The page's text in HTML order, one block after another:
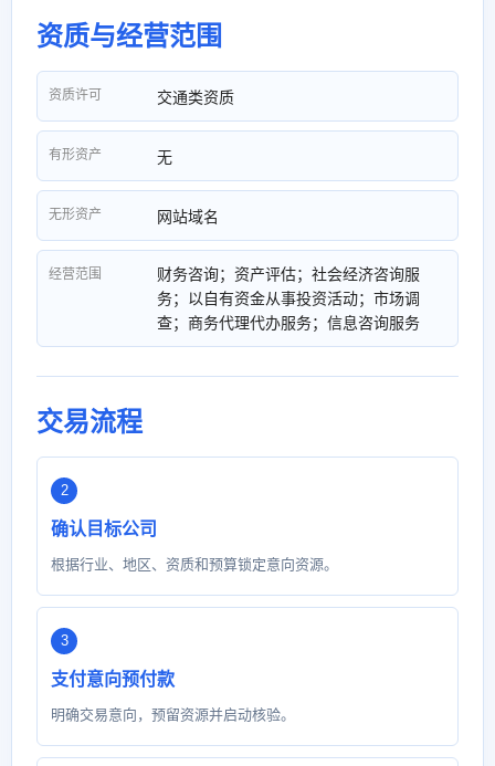
资质与经营范围
资质许可 交通类资质
有形资产 无
无形资产 网站域名
经营范围
财务咨询；资产评估；社会经济咨询服
务；以自有资金从事投资活动；市场调
查；商务代理代办服务；信息咨询服务
交易流程
确认目标公司
根据行业、地区、资质和预算锁定意向资源。
支付意向预付款
明确交易意向，预留资源并启动核验。